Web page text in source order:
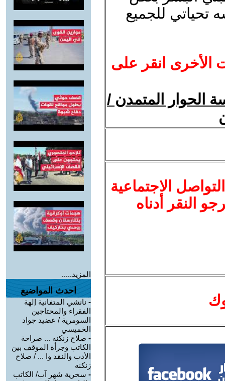
تحياتي للجميع
الأخرى انقر على
الحوار المتمدن /
الاجتماعية
النقر أدناه
المزيد.....
احدث المواضيع
- نانشي المتفانية إلهة
الفقراء والمحتاجين
السومرية / عضيد جواد
الخميسي
- صلاح زنكنه ... صراحة
الكاتب وجرأة الموقف بين
الأدب والنقد وا ... / صلاح
زنكنه
- سخرية شهر آب/ الكاتب